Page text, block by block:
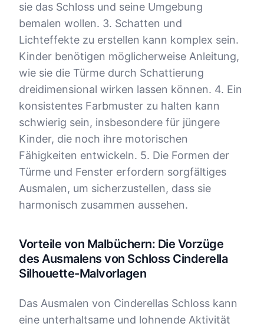
sie das Schloss und seine Umgebung
bemalen wollen. 3. Schatten und
Lichteffekte zu erstellen kann komplex sein.
Kinder benötigen möglicherweise Anleitung,
wie sie die Türme durch Schattierung
dreidimensional wirken lassen können. 4. Ein
konsistentes Farbmuster zu halten kann
schwierig sein, insbesondere für jüngere
Kinder, die noch ihre motorischen
Fähigkeiten entwickeln. 5. Die Formen der
Türme und Fenster erfordern sorgfältiges
Ausmalen, um sicherzustellen, dass sie
harmonisch zusammen aussehen.
Vorteile von Malbüchern: Die Vorzüge
des Ausmalens von Schloss Cinderella
Silhouette-Malvorlagen
Das Ausmalen von Cinderellas Schloss kann
eine unterhaltsame und lohnende Aktivität